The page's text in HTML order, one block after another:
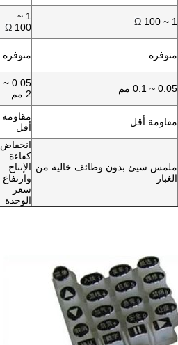
1 ~ 100
Ω
1 ~
100
Ω
متوفرة متوفرة
0.05 ~ 0.1 مم
0.05 ~
2 مم
مقاومة أقل
مقاومة
أقل
ملمس سيئ بدون وظائف خالية من
الغبار
انخفاض
كفاءة
الإنتاج
وارتفاع
سعر
الوحدة